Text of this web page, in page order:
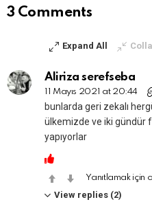
yazın
3 Comments
Expand All
Aliriza serefseba
11 Mayıs 2021 at 20:44
bunlarda geri zekalı
ülkemizde ve iki gündür
yapıyorlar
Yanıtlamak için
View replies (2)